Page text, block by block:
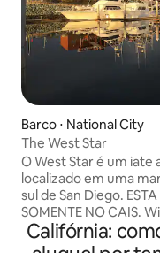
Barco ⋅ National City
The West Star
O West Star é um iate
localizado em uma
sul de San Diego.
SOMENTE NO CAIS. Wi-Fi, cozinha
totalmente equipada,
lavar/secar, grande
Califórnia: